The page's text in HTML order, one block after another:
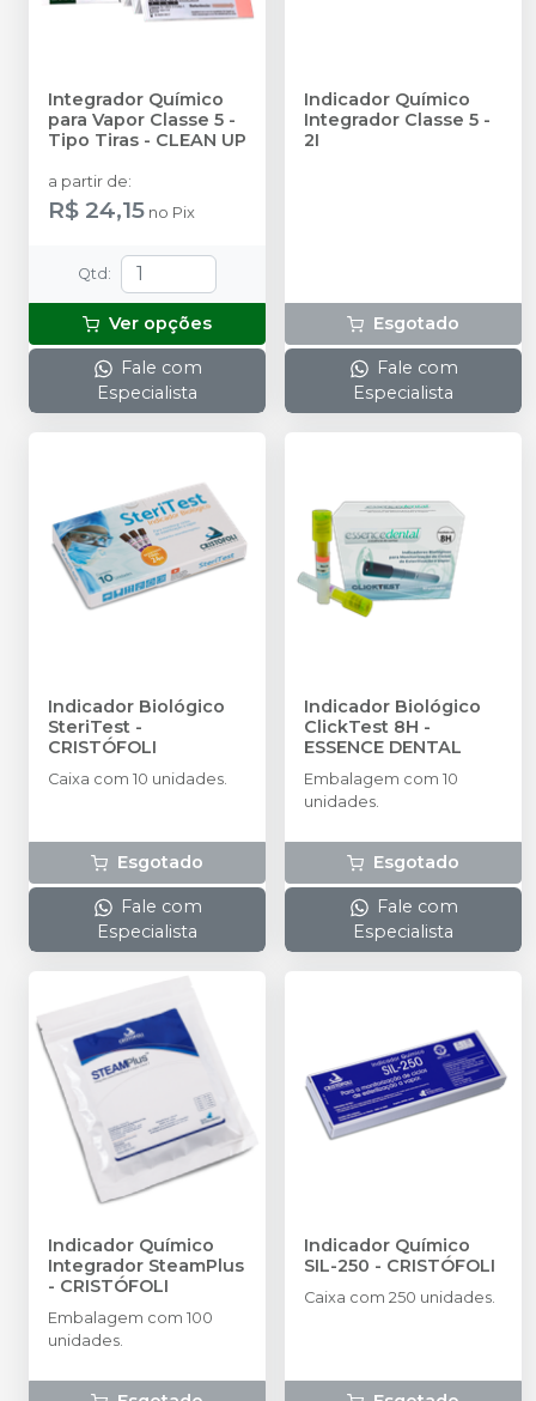
Integrador Químico
para Vapor Classe 5 -
Tipo Tiras - CLEAN UP
a partir de:
R$ 24,15 no Pix
Qtd :
Ver opções
Fale com
Especialista
Indicador Químico
Integrador Classe 5 -
2I
Esgotado
Fale com
Especialista
Indicador Biológico
SteriTest -
CRISTÓFOLI
Caixa com 10 unidades.
Esgotado
Fale com
Especialista
Indicador Biológico
ClickTest 8H -
ESSENCE DENTAL
Embalagem com 10
unidades.
Esgotado
Fale com
Especialista
Indicador Químico
Integrador SteamPlus
- CRISTÓFOLI
Embalagem com 100
unidades.
Indicador Químico
SIL-250 - CRISTÓFOLI
Caixa com 250 unidades.